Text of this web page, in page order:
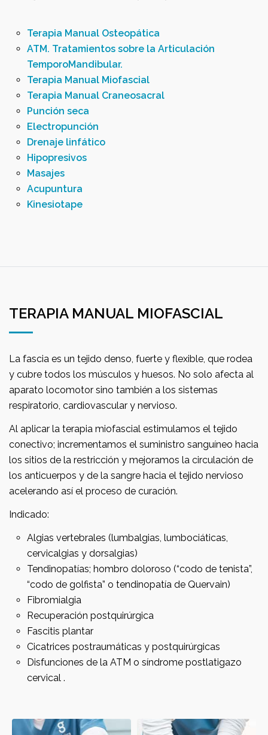
Terapia Manual Osteopática
ATM. Tratamientos sobre la Articulación
TemporoMandibular.
Terapia Manual Miofascial
Terapia Manual Craneosacral
Punción seca
Electropunción
Drenaje linfático
Hipopresivos
Masajes
Acupuntura
Kinesiotape
TERAPIA MANUAL MIOFASCIAL
La fascia es un tejido denso, fuerte y flexible, que rodea
y cubre todos los músculos y huesos. No solo afecta al
aparato locomotor sino también a los sistemas
respiratorio, cardiovascular y nervioso.
Al aplicar la terapia miofascial estimulamos el tejido
conectivo; incrementamos el suministro sanguíneo hacia
los sitios de la restricción y mejoramos la circulación de
los anticuerpos y de la sangre hacia el tejido nervioso
acelerando así el proceso de curación.
Indicado:
Algias vertebrales (lumbalgias, lumbociáticas,
cervicalgias y dorsalgias)
Tendinopatías; hombro doloroso (“codo de tenista”,
“codo de golfista” o tendinopatía de Quervain)
Fibromialgia
Recuperación postquirúrgica
Fascitis plantar
Cicatrices postraumáticas y postquirúrgicas
Disfunciones de la ATM o síndrome postlatigazo
cervical .